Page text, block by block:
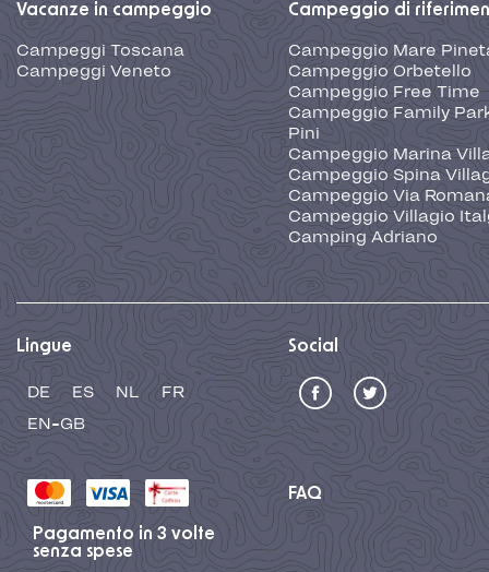
Vacanze in campeggio
Campeggi Toscana
Campeggi Veneto
Campeggio di
Campeggio Mare
Campeggio Orbetello
Campeggio Free Time
Campeggio Family
Pini
Campeggio Marina
Campeggio Spina
Campeggio Via
Campeggio Villagio
Camping Adriano
Lingue
DE ES NL
FR
EN-GB
Social
FAQ
Pagamento in 3 volte
senza spese